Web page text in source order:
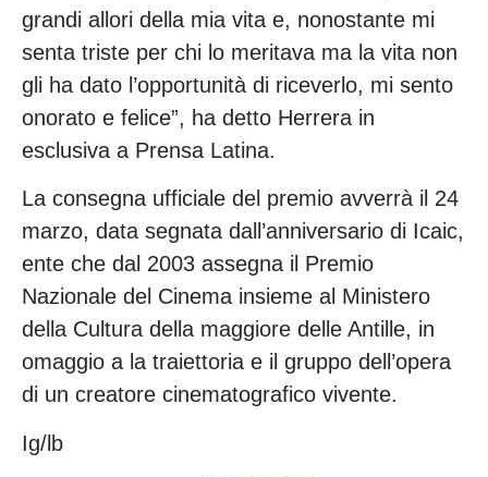
grandi allori della mia vita e, nonostante mi
senta triste per chi lo meritava ma la vita non
gli ha dato l’opportunità di riceverlo, mi sento
onorato e felice”, ha detto Herrera in
esclusiva a Prensa Latina.
La consegna ufficiale del premio avverrà il 24
marzo, data segnata dall’anniversario di Icaic,
ente che dal 2003 assegna il Premio
Nazionale del Cinema insieme al Ministero
della Cultura della maggiore delle Antille, in
omaggio a la traiettoria e il gruppo dell’opera
di un creatore cinematografico vivente.
Ig/lb